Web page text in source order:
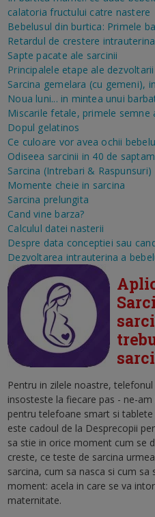
calatoria fructului catre nastere
Bebelusul din burtica: Primele
Retardul de crestere intrauterina
Sapte pacate ale sarcinii
Principalele etape ale
Sarcina gemelara (cu gemeni),
Noua luni... in mintea unui
Miscarile fetale, primele semne
Dopul gelatinos
Ce culoare vor avea ochii
Odiseea sarcinii in 40 de
Sarcina (Intrebari & Raspunsuri)
Momente cheie in sarcina
Sarcina prelungita
Cand vine barza?
Calculul datei nasterii
Despre data conceptiei sau
Dezvoltarea intrauterina a
Pentru in zilele noastre,
insosteste la fiecare pas - ne-
pentru telefoane smart si tablete
este cadoul de la Desprecopii
sa stie in orice moment cum se
creste, ce teste de sarcina
sarcina, cum sa nasca si cum
moment: acela in care se va
maternitate.